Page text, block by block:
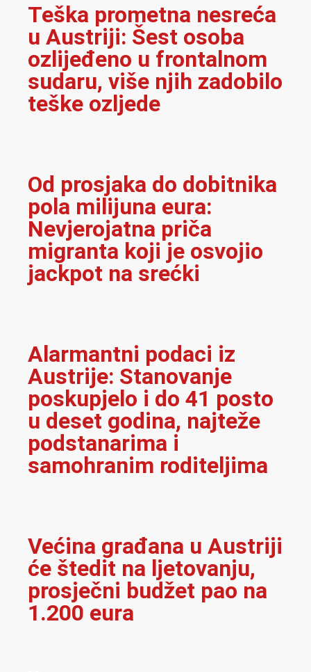
Teška prometna nesreća
u Austriji: Šest osoba
ozlijeđeno u frontalnom
sudaru, više njih zadobilo
teške ozljede
Od prosjaka do dobitnika
pola milijuna eura:
Nevjerojatna priča
migranta koji je osvojio
jackpot na srećki
Alarmantni podaci iz
Austrije: Stanovanje
poskupjelo i do 41 posto
u deset godina, najteže
podstanarima i
samohranim roditeljima
Većina građana u Austriji
će štedit na ljetovanju,
prosječni budžet pao na
1.200 eura